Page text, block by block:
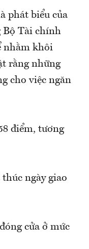
phát biểu của
Bộ Tài chính
nhằm khôi
rằng những
cho việc ngăn
điểm, tương
ngày giao
cửa ở mức